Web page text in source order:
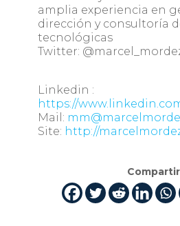
amplia experiencia en
dirección y consultoría
tecnológicas
Twitter:
Linkedin :
https://
Mail:
Site: http://
Compartir